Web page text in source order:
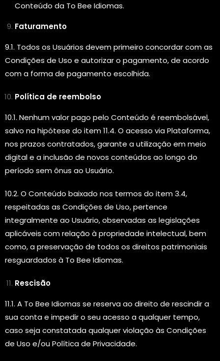
Conteúdo da To Bee Idiomas.
Faturamento
9.1. Todos os Usuários devem primeiro concordar com as
Condições de Uso e autorizar o pagamento, de acordo
com a forma de pagamento escolhida.
Política de reembolso
10.1. Nenhum valor pago pelo Conteúdo é reembolsável,
salvo na hipótese do item 11.4. O acesso via Plataforma,
nos prazos contratados, garante a utilização em meio
digital e a inclusão de novos conteúdos ao longo do
período sem ônus ao Usuário.
10.2. O Conteúdo baixado nos termos do item 3.4,
respeitadas as Condições de Uso, pertence
integralmente ao Usuário, observadas as legislações
aplicáveis com relação à propriedade intelectual, bem
como, a preservação de todos os direitos patrimoniais
resguardados à To Bee Idiomas.
Rescisão
11.1. A To Bee Idiomas se reserva ao direito de rescindir a
sua conta e impedir o seu acesso a qualquer tempo,
caso seja constatada qualquer violação às Condições
de Uso e/ou Política de Privacidade.